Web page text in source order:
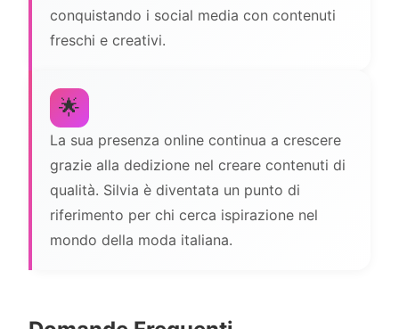
conquistando i social media con contenuti
freschi e creativi.
🌟
La sua presenza online continua a crescere
grazie alla dedizione nel creare contenuti di
qualità. Silvia è diventata un punto di
riferimento per chi cerca ispirazione nel
mondo della moda italiana.